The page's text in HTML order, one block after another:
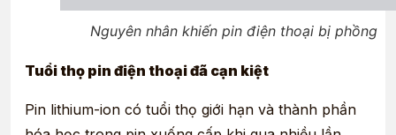
Nguyên nhân khiến pin điện thoại bị phồng
Tuổi thọ pin điện thoại đã cạn kiệt
Pin lithium-ion có tuổi thọ giới hạn và thành phần